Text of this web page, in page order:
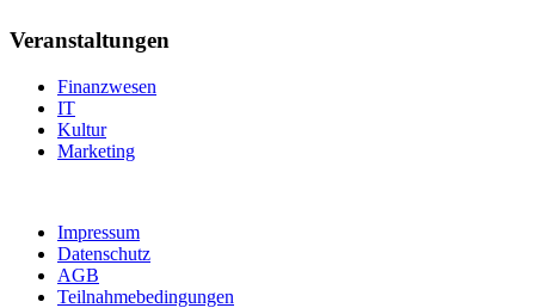
Veranstaltungen
Finanzwesen
IT
Kultur
Marketing
Impressum
Datenschutz
AGB
Teilnahmebedingungen